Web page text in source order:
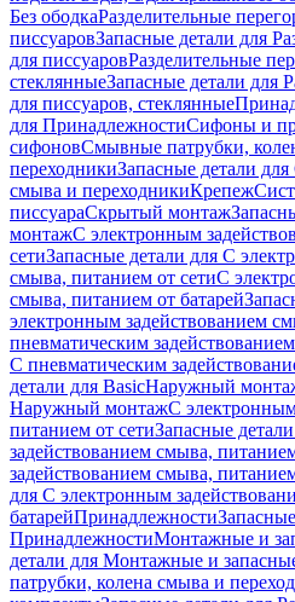
Без ободкаРазделительные
писсуаровЗапасные детали для
для писсуаровРазделительные
стеклянныеЗапасные детали для
для писсуаров, стеклянные
для ПринадлежностиСифоны и
сифоновСмывные патрубки,
переходникиЗапасные детали
смыва и переходникиКрепеж
писсуараСкрытый монтаж
монтажС электронным
сетиЗапасные детали для С
смыва, питанием от сетиС
смыва, питанием от батарей
электронным задействованием
пневматическим
С пневматическим
детали для BasicНаружный
Наружный монтажС
питанием от сетиЗапасные
задействованием смыва,
задействованием смыва,
для С электронным
батарейПринадлежности
ПринадлежностиМонтажные и
детали для Монтажные и
патрубки, колена смыва и